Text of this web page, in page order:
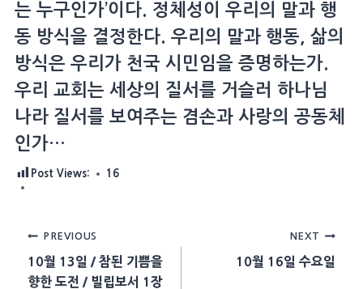
는 누구인가’이다. 정체성이 우리의 말과 행
동 방식을 결정한다. 우리의 말과 행동, 삶의
방식은 우리가 천국 시민임을 증명하는가.
우리 교회는 세상의 질서를 거슬러 하나님
나라 질서를 보여주는 겸손과 사랑의 공동체
인가…
Post Views: 16
Post
navigation
PREVIOUS
10월 13일 / 참된 기쁨을
향한 도전 / 빌립보서 1장
NEXT
10월 16일 수요일